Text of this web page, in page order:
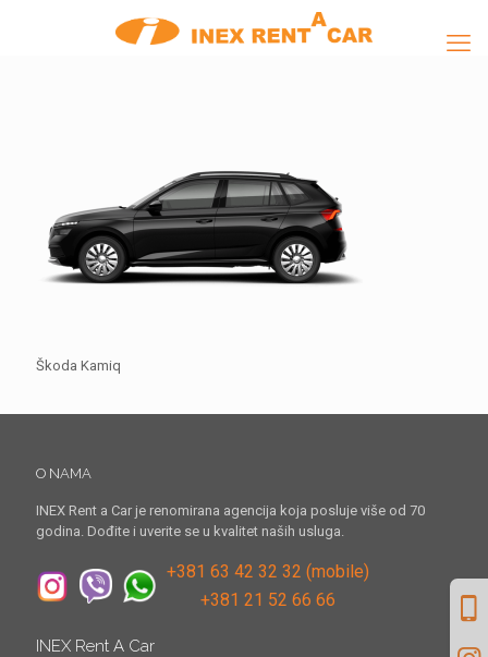
Škoda Kamiq
O NAMA
INEX Rent a Car je renomirana agencija koja posluje više od 70
godina. Dođite i uverite se u kvalitet naših usluga.
+381 63 42 32 32 (mobile)
+381 21 52 66 66
INEX Rent A Car